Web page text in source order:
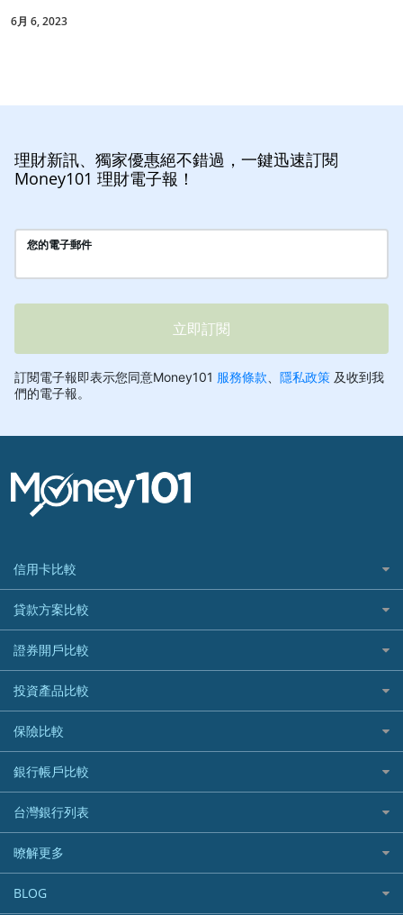
6月 6, 2023
理財新訊、獨家優惠絕不錯過，一鍵迅速訂閱
Money101 理財電子報！
信用卡比較
信用卡情境類別推薦
所有信用卡
精選推薦
國內外現金回饋
繳稅優惠
航空哩程回饋
加油優惠
分期零利率優惠
首刷禮優惠
網購優惠
貸款方案比較
快速線上貸款推薦
最完整貸款資訊一次看
繳稅貸款
貸款計算機
車貸計算機
精選貸款推薦
信貸利率比較
一般個人貸款
優質客戶貸款
證券開戶比較
台股證券戶
美股證券戶
投資產品比較
機器人投資
加密貨幣
外幣定存
保險比較
住宅險
汽車保險
機車保險
寵物險
銀行帳戶比較
財富管理帳戶
數位存款帳戶
美元定存
台灣銀行列表
銀行與合作機構列表
銀行客服電話
暸解更多
加入我們
BLOG